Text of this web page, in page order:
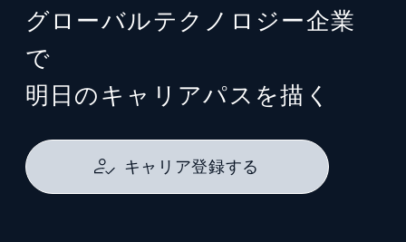
グローバルテクノロジー企業
で
明日のキャリアパスを描く
キャリア登録する